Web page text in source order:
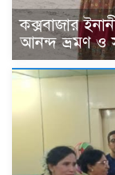
কক্সবাজার
আনন্দ ভ্রমণ ও